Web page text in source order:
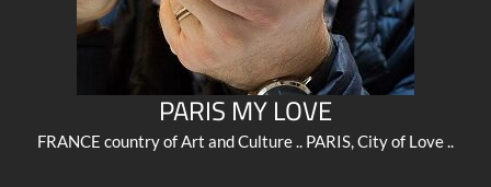
PARIS MY LOVE
FRANCE country of Art and Culture .. PARIS, City of Love ..